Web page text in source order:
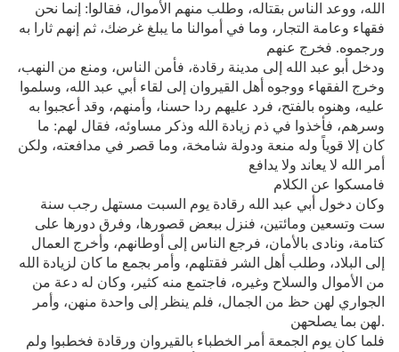
الله، ووعد الناس بقتاله، وطلب منهم الأموال، فقالوا: إنما نحن
فقهاء وعامة التجار، وما في أموالنا ما يبلغ غرضك، ثم إنهم ثارا به
ورجموه. فخرج عنهم
ودخل أبو عبد الله إلى مدينة رقادة، فأمن الناس، ومنع من النهب،
وخرج الفقهاء ووجوه أهل القيروان إلى لقاء أبي عبد الله، وسلموا
عليه، وهنوه بالفتح، فرد عليهم ردا حسنا، وأمنهم، وقد أعجبوا به
وسرهم، فأخذوا في ذم زيادة الله وذكر مساوئه، فقال لهم: ما
كان إلا قوياً وله منعة ودولة شامخة، وما قصر في مدافعته، ولكن
أمر الله لا يعاند ولا يدافع
فامسكوا عن الكلام
وكان دخول أبي عبد الله رقادة يوم السبت مستهل رجب سنة
ست وتسعين ومائتين، فنزل ببعض قصورها، وفرق دورها على
كتامة، ونادى بالأمان، فرجع الناس إلى أوطانهم، وأخرج العمال
إلى البلاد، وطلب أهل الشر فقتلهم، وأمر بجمع ما كان لزيادة الله
من الأموال والسلاح وغيره، فاجتمع منه كثير، وكان له دعة من
الجواري لهن حظ من الجمال، فلم ينظر إلى واحدة منهن، وأمر
لهن بما يصلحهن.
فلما كان يوم الجمعة أمر الخطباء بالقيروان ورقادة فخطبوا ولم